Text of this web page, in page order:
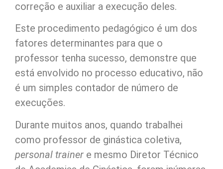
correção e auxiliar a execução deles.
Este procedimento pedagógico é um dos
fatores determinantes para que o
professor tenha sucesso, demonstre que
está envolvido no processo educativo, não
é um simples contador de número de
execuções.
Durante muitos anos, quando trabalhei
como professor de ginástica coletiva,
personal trainer e mesmo Diretor Técnico